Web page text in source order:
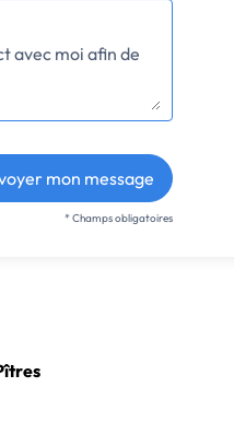
mon message
* Champs obligatoires